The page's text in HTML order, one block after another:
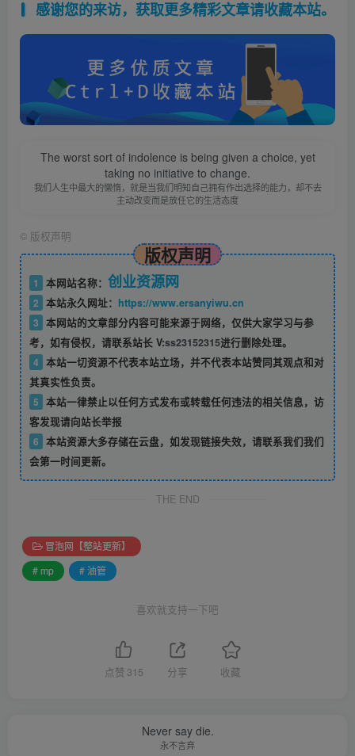
感谢您的来访，获取更多精彩文章请收藏本站。
The worst sort of indolence is being given a choice, yet
taking no initiative to change.
我们人生中最大的懒惰，就是当我们明知自己拥有作出选择的能力，却不去
主动改变而是放任它的生活态度
© 版权声明
版权声明
1 本网站名称： 创业资源网
2 本站永久网址： https://www.ersanyiwu.cn
3 本网站的文章部分内容可能来源于网络，仅供大家学习与参
考，如有侵权，请联系站长 V:ss23152315进行删除处理。
4 本站一切资源不代表本站立场，并不代表本站赞同其观点和对
其真实性负责。
5 本站一律禁止以任何方式发布或转载任何违法的相关信息，访
客发现请向站长举报
6 本站资源大多存储在云盘，如发现链接失效，请联系我们我们
会第一时间更新。
THE END
冒泡网【整站更新】
# mp
# 油管
喜欢就支持一下吧
点赞 315 分享 收藏
Never say die.
永不言弃